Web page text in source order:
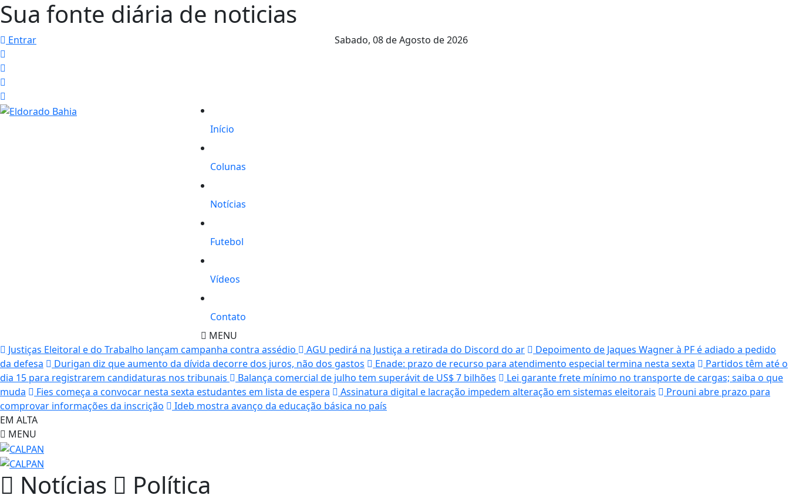
Sua fonte diária de noticias
Entrar Sabado, 08 de Agosto de 2026
Início
Colunas
Notícias
Futebol
Vídeos
Contato
MENU
Justiças Eleitoral e do Trabalho lançam campanha contra assédio
AGU pedirá na Justiça a retirada do Discord do ar
Depoimento de Jaques Wagner à PF é adiado a pedido
da defesa
Durigan diz que aumento da dívida decorre dos juros, não dos gastos Enade: prazo de recurso para atendimento especial termina nesta sexta
Partidos têm até o
dia 15 para registrarem candidaturas nos tribunais
Balança comercial de julho tem superávit de US$ 7 bilhões
Lei garante frete mínimo no transporte de cargas; saiba o que
muda
Fies começa a convocar nesta sexta estudantes em lista de espera Assinatura digital e lacração impedem alteração em sistemas eleitorais
Prouni abre prazo para
comprovar informações da inscrição
Ideb mostra avanço da educação básica no país
EM ALTA
MENU
Notícias Política